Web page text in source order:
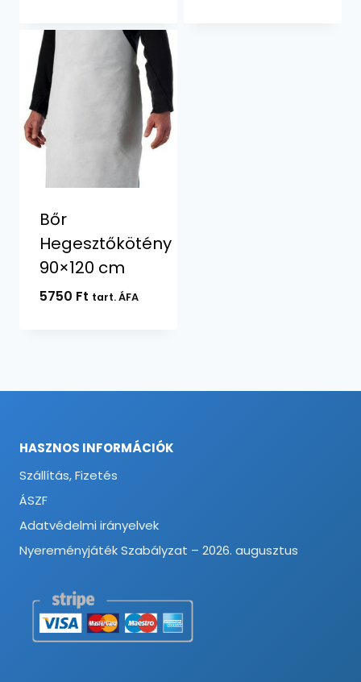
Bőr
Hegesztőkötény
90×120 cm
5750 Ft tart. ÁFA
HASZNOS INFORMÁCIÓK
Szállítás, Fizetés
ÁSZF
Adatvédelmi irányelvek
Nyereményjáték Szabályzat – 2026. augusztus